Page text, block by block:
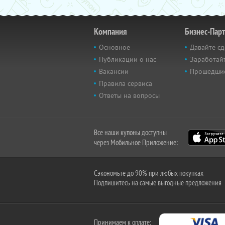
Компания
Основное
Публикации о нас
Вакансии
Правила сервиса
Ответы на вопросы
Бизнес-
Давайте
Все наши купоны доступны
через Мобильное Приложение:
Сэкономьте до 90% при любых покупках
Подпишитесь на самые выгодные предложения
Принимаем к оплате: